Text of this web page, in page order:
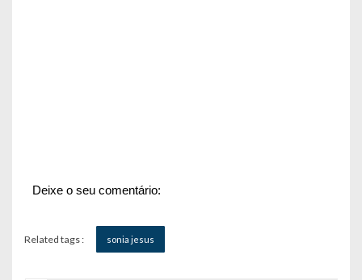
Deixe o seu comentário:
Related tags : sonia jesus